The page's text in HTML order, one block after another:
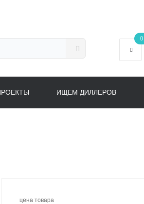
0
ИЩЕМ ДИЛЛЕРОВ
цена товара